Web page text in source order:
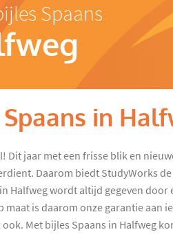
Spaans
in
Dit jaar met een frisse blik en
Daarom biedt StudyWorks
Halfweg wordt altijd gegeven
maat is daarom onze garantie aan
Met bijles Spaans in Halfweg